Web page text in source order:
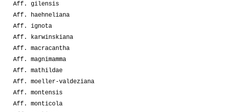
Aff. gilensis
Aff. haehneliana
Aff. ignota
Aff. karwinskiana
Aff. macracantha
Aff. magnimamma
Aff. mathildae
Aff. moeller-valdeziana
Aff. montensis
Aff. monticola